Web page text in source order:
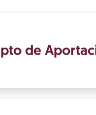
de